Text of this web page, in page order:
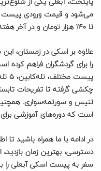
پایتخت، آبعلی یکی از
تا ۱۴۰ هزار تومان و در آخر هفته‌ها حدود ۲۰۰ هزار تومان است.
علاوه بر اسکی در زمستان،
چکشی گرفته تا تفریحات
تنیس و سورتمه‌سواری.
است که دوره‌های آموزشی
در ادامه با ما همراه باشید تا
دسترسی، بهترین زمان
سفر به پیست اسکی آبعلی را